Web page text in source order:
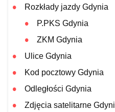
Rozkłady jazdy Gdynia
P.PKS Gdynia
ZKM Gdynia
Ulice Gdynia
Kod pocztowy Gdynia
Odległości Gdynia
Zdjęcia satelitarne Gdyni